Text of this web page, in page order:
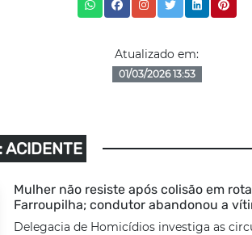
Atualizado em:
01/03/2026 13:53
ACIDENTE
Mulher não resiste após colisão em
Farroupilha; condutor abandonou a
Delegacia de Homicídios investiga as